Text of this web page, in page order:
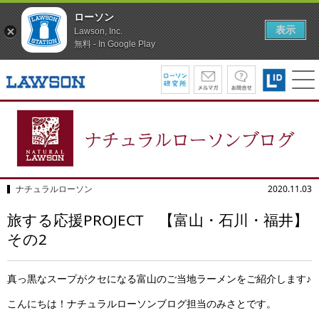
ナチュラルローソン 2020.11.03
旅する応援PROJECT 【富山・石川・福井】
その2
真っ黒なスープがクセになる富山のご当地ラーメンをご紹介します♪
こんにちは！ナチュラルローソンブログ担当のみさとです。
ローソン
Lawson, Inc.
無料 - In Google Play
表示